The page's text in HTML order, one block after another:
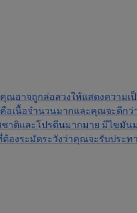
ณอาจถูกล่อลวงให้แสดงความเ
อเนื้อจำนวนมากและคุณจะดีกว่
าติและโปรตีนมากมาย มีไขมัน
ต้องระมัดระวังว่าคุณจะรับประท